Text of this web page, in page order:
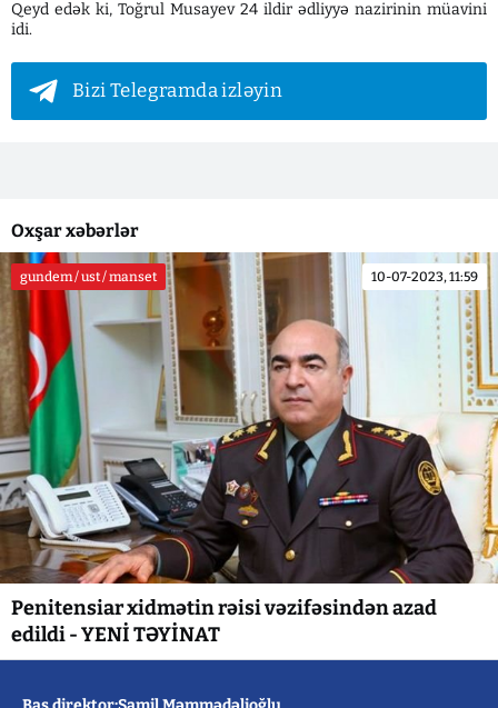
Qeyd edək ki, Toğrul Musayev 24 ildir ədliyyə nazirinin müavini
idi.
Bizi Telegramda izləyin
Oxşar xəbərlər
gundem / ust / manset 10-07-2023, 11:59
Penitensiar xidmətin rəisi vəzifəsindən azad
edildi - YENİ TƏYİNAT